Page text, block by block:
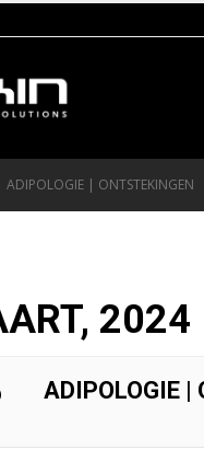
ADIPOLOGIE | ONTSTEKINGEN
2024
ADIPOLOGIE |